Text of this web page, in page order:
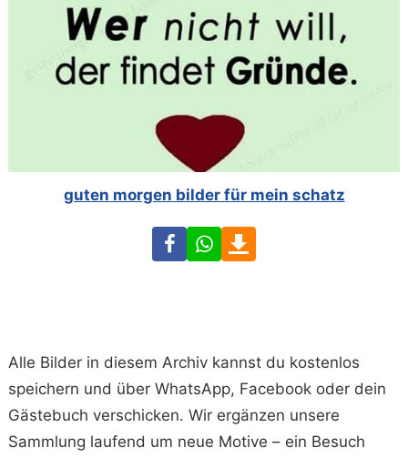
guten morgen bilder für mein schatz
FacebookWhatsApp
Alle Bilder in diesem Archiv kannst du kostenlos
speichern und über WhatsApp, Facebook oder dein
Gästebuch verschicken. Wir ergänzen unsere
Sammlung laufend um neue Motive – ein Besuch